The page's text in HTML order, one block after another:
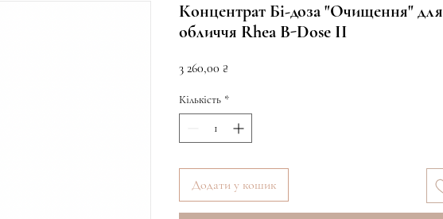
Концентрат Бі-доза "Очищення" для
обличчя Rhea B-Dose II
3 260,00 ₴
Кількість *
Додати у кошик